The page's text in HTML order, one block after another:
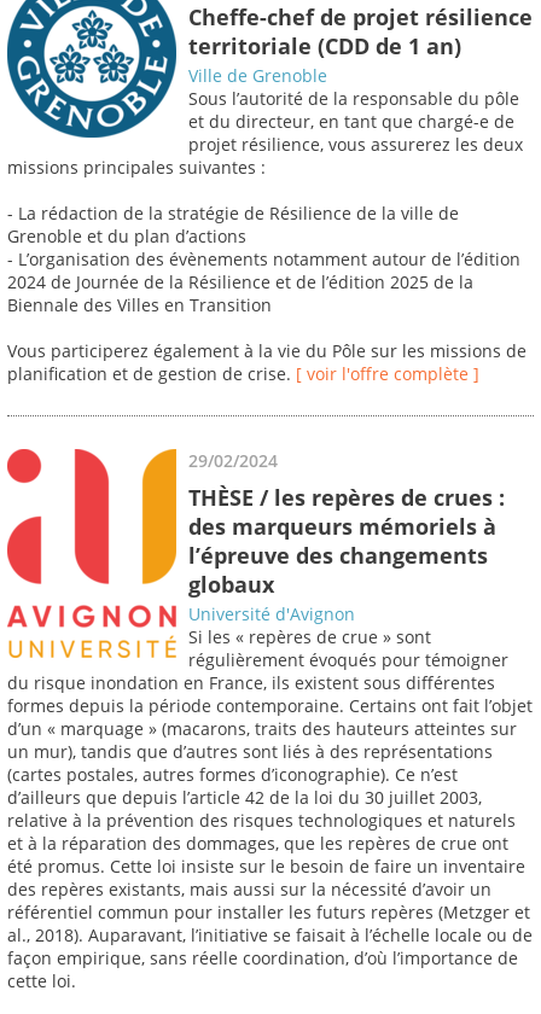
Cheffe-chef de projet résilience
territoriale (CDD de 1 an)
Ville de Grenoble
Sous l’autorité de la responsable du pôle
et du directeur, en tant que chargé-e de
projet résilience, vous assurerez les deux
missions principales suivantes :
- La rédaction de la stratégie de Résilience de la ville de
Grenoble et du plan d’actions
- L’organisation des évènements notamment autour de l’édition
2024 de Journée de la Résilience et de l’édition 2025 de la
Biennale des Villes en Transition
Vous participerez également à la vie du Pôle sur les missions de
planification et de gestion de crise. [ voir l'offre complète ]
29/02/2024
THÈSE / les repères de crues :
des marqueurs mémoriels à
l’épreuve des changements
globaux
Université d'Avignon
Si les « repères de crue » sont
régulièrement évoqués pour témoigner
du risque inondation en France, ils existent sous différentes
formes depuis la période contemporaine. Certains ont fait l’objet
d’un « marquage » (macarons, traits des hauteurs atteintes sur
un mur), tandis que d’autres sont liés à des représentations
(cartes postales, autres formes d’iconographie). Ce n’est
d’ailleurs que depuis l’article 42 de la loi du 30 juillet 2003,
relative à la prévention des risques technologiques et naturels
et à la réparation des dommages, que les repères de crue ont
été promus. Cette loi insiste sur le besoin de faire un inventaire
des repères existants, mais aussi sur la nécessité d’avoir un
référentiel commun pour installer les futurs repères (Metzger et
al., 2018). Auparavant, l’initiative se faisait à l’échelle locale ou de
façon empirique, sans réelle coordination, d’où l’importance de
cette loi.